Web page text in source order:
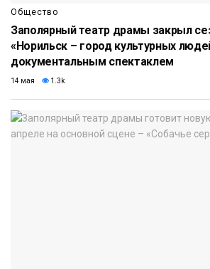
Общество
Заполярный театр драмы закрыл
«Норильск – город культурных
документальным спектаклем
14 мая 1.3k